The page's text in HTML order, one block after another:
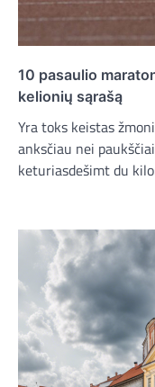
10 pasaulio
kelionių sąrašą
Yra toks keistas
anksčiau nei
keturiasdešimt du